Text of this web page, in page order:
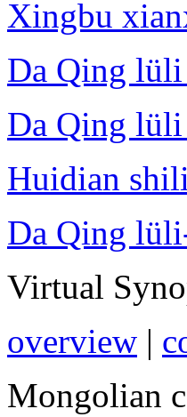
Xingbu
Da Qing
Da Qing lüli
Huidian
Da Qing
Virtual
overview |
Mongolian